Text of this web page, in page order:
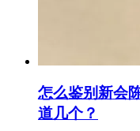
怎么鉴别新会
道几个？